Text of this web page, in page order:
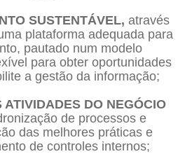
SUSTENTÁVEL, através
plataforma adequada para
pautado num modelo
para obter oportunidades
a gestão da informação;
ATIVIDADES DO NEGÓCIO
de processos e
das melhores práticas e
de controles internos;